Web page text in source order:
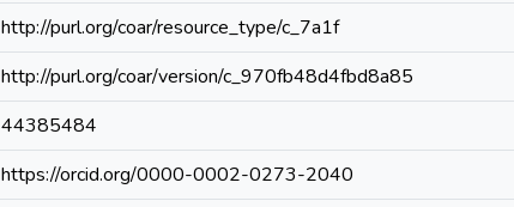
http://purl.org/coar/resource_type/c_7a1f
http://purl.org/coar/version/c_970fb48d4fbd8a85
44385484
https://orcid.org/0000-0002-0273-2040